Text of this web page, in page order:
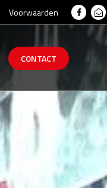
Voorwaarden
CONTACT